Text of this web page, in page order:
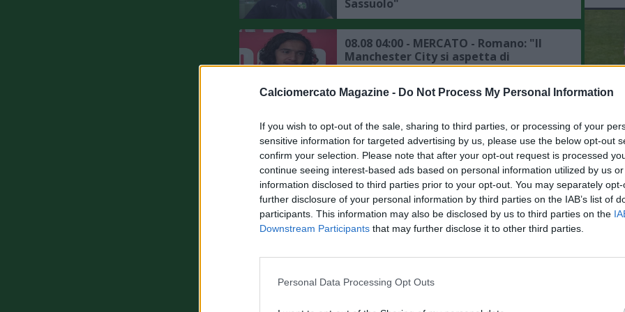
Calciomercato Magazine - Do Not Process My Personal Information
If you wish to opt-out of the sale, sharing to third parties, or processing of your
sensitive information for targeted advertising by us, please use the below opt-out
confirm your selection. Please note that after your opt-out request is processed
continue seeing interest-based ads based on personal information utilized by us
information disclosed to third parties prior to your opt-out. You may separately
further disclosure of your personal information by third parties on the IAB’s list of
participants. This information may also be disclosed by us to third parties on the
Downstream Participants that may further disclose it to other third parties.
Personal Data Processing Opt Outs
Sassuolo"
08.08 04:00 - MERCATO - Romano: "Il
Manchester City si aspetta di
chiudere presto tutti i dettagli
intensificati i contatti per Ferran
Torres, il punto sulla trattativa
08.08 00:15 - MERCATO - Romano:
"Badiashile ha dato apertura totale al
Napoli, il punto su Aguerd"
"Ruggeri ha accettato l'offerta
07.08 23:41 - MERCATO - Romano:
del